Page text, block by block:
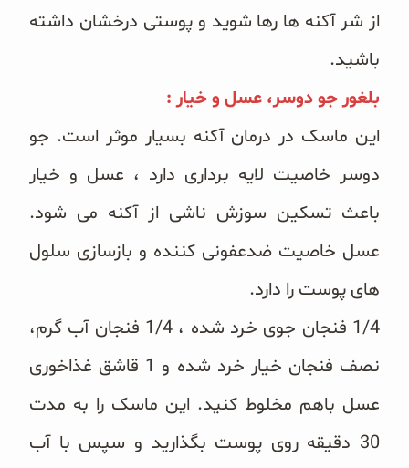
از شر آکنه ها رها شوید و پوستی درخشان داشته
باشید.
بلغور جو دوسر، عسل و خیار :
این ماسک در درمان آکنه بسیار موثر است. جو
دوسر خاصیت لایه برداری دارد ، عسل و خیار
باعث تسکین سوزش ناشی از آکنه می شود.
عسل خاصیت ضدعفونی کننده و بازسازی سلول
های پوست را دارد.
1/4 فنجان جوی خرد شده ، 1/4 فنجان آب گرم،
نصف فنجان خیار خرد شده و 1 قاشق غذاخوری
عسل باهم مخلوط کنید. این ماسک را به مدت
30 دقیقه روی پوست بگذارید و سپس با آب